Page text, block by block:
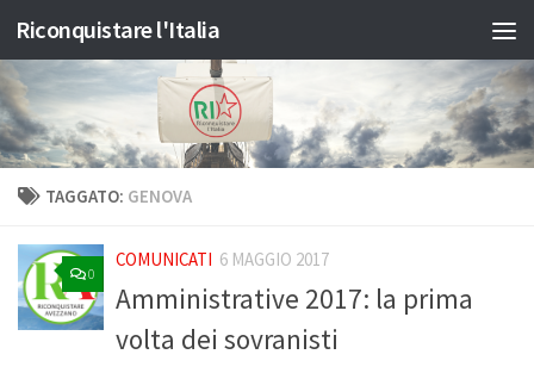
Salta al contenuto
Riconquistare l'Italia
TAGGATO: GENOVA
0
COMUNICATI 6 MAGGIO 2017
Amministrative 2017: la prima
volta dei sovranisti